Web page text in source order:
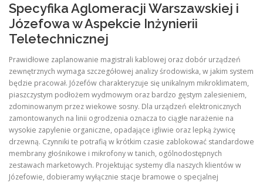
Specyfika Aglomeracji Warszawskiej i
Józefowa w Aspekcie Inżynierii
Teletechnicznej
Prawidłowe zaplanowanie magistrali kablowej oraz dobór urządzeń
zewnętrznych wymaga szczegółowej analizy środowiska, w jakim system
będzie pracował. Józefów charakteryzuje się unikalnym mikroklimatem,
piaszczystym podłożem wydmowym oraz bardzo gęstym zalesieniem,
zdominowanym przez wiekowe sosny. Dla urządzeń elektronicznych
zamontowanych na linii ogrodzenia oznacza to ciągłe narażenie na
wysokie zapylenie organiczne, opadające igliwie oraz lepką żywicę
drzewną. Czynniki te potrafią w krótkim czasie zablokować standardowe
membrany głośnikowe i mikrofony w tanich, ogólnodostępnych
zestawach marketowych. Projektując systemy dla naszych klientów w
Józefowie, dobieramy wyłącznie stacje bramowe o specjalnej